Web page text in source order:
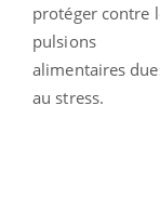
protéger contre
pulsions
alimentaires
au stress.